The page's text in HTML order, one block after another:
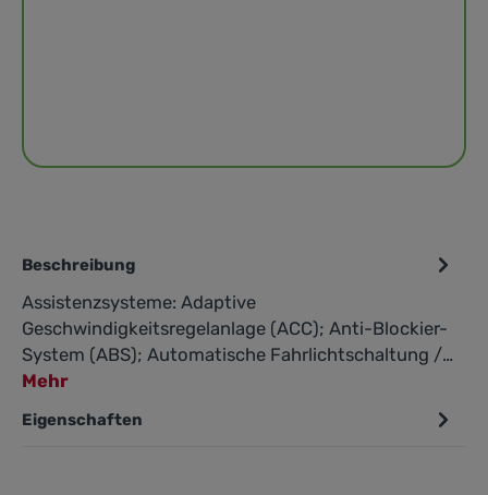
Beschreibung
Assistenzsysteme: Adaptive
Geschwindigkeitsregelanlage (ACC); Anti-Blockier-
System (ABS); Automatische Fahrlichtschaltung /…
Mehr
Eigenschaften